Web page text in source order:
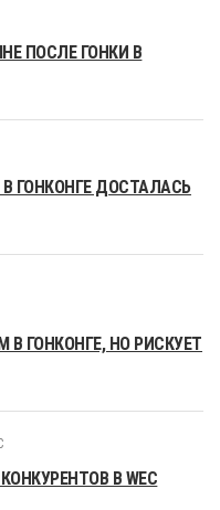
ПОСЛЕ ГОНКИ В
ГОНКОНГЕ ДОСТАЛАСЬ
ГОНКОНГЕ, НО РИСКУЕТ
В WEC